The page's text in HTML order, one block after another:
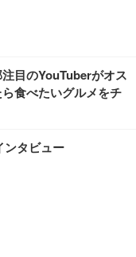
目のYouTuberがオス
食べたいグルメをチ
ンタビュー